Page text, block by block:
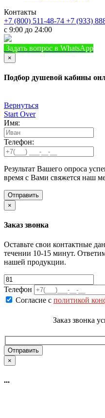
Контакты
+7 (800) 511-48-74 +7 (933)
с 9:00 до 24:00
Задать вопрос в WhatsApp
×
Подбор душевой кабины
Вернуться
Start Over
Имя:
Телефон:
Результат Вашего опроса
время с Вами свяжется наш
×
Заказ звонка
Оставьте свои контактные
течении 10-15 минут.
нашей продукции.
Телефон
Согласие с политикой
Заказ звонка
×
...